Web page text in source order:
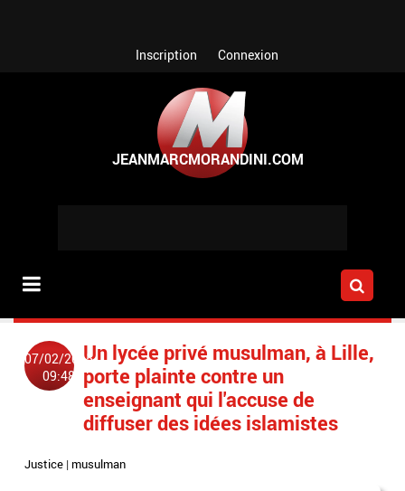
Inscription Connexion
07/02/2015
09:48
Un lycée privé musulman, à Lille,
porte plainte contre un
enseignant qui l'accuse de
diffuser des idées islamistes
Justice |musulman